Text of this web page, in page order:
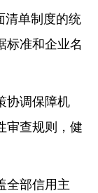
清单制度的统
标准和企业名
协调保障机
审查规则，健
全部信用主